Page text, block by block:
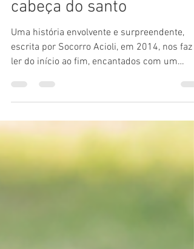
Leituras e releituras - A
cabeça do santo
Uma história envolvente e surpreendente,
escrita por Socorro Acioli, em 2014, nos faz
detalhes e de uma sensibilidade ímpar. Tudo,
aos poucos, vai fazendo sentido e a história
muito bem conectada. Vale muito a leitura!